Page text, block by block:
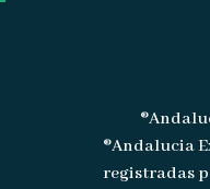
®Andalucia
registradas